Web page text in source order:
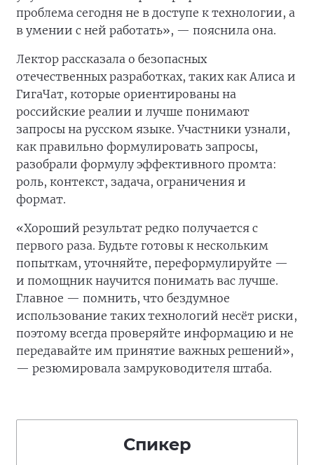
проблема сегодня не в доступе к технологии, а
в умении с ней работать», — пояснила она.
Лектор рассказала о безопасных
отечественных разработках, таких как Алиса и
ГигаЧат, которые ориентированы на
российские реалии и лучше понимают
запросы на русском языке. Участники узнали,
как правильно формулировать запросы,
разобрали формулу эффективного промта:
роль, контекст, задача, ограничения и
формат.
«Хороший результат редко получается с
первого раза. Будьте готовы к нескольким
попыткам, уточняйте, переформулируйте —
и помощник научится понимать вас лучше.
Главное — помнить, что бездумное
использование таких технологий несёт риски,
поэтому всегда проверяйте информацию и не
передавайте им принятие важных решений»,
— резюмировала замруководителя штаба.
Спикер